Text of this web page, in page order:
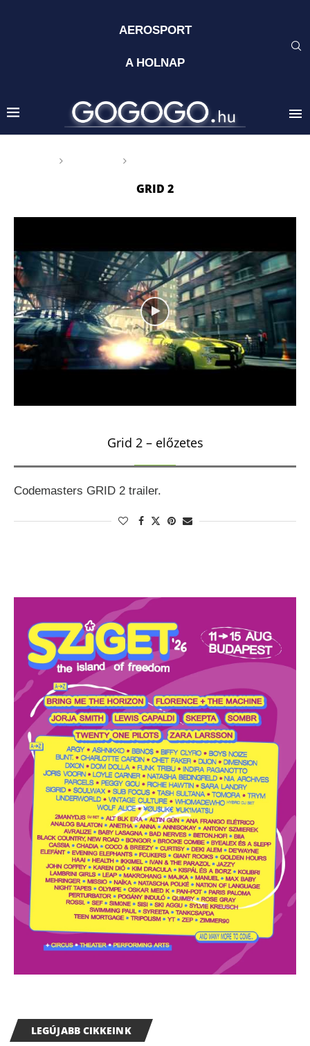
AEROSPORT
A HOLNAP
GRID 2
Grid 2 – előzetes
Codemasters GRID 2 trailer.
LEGÚJABB CIKKEINK